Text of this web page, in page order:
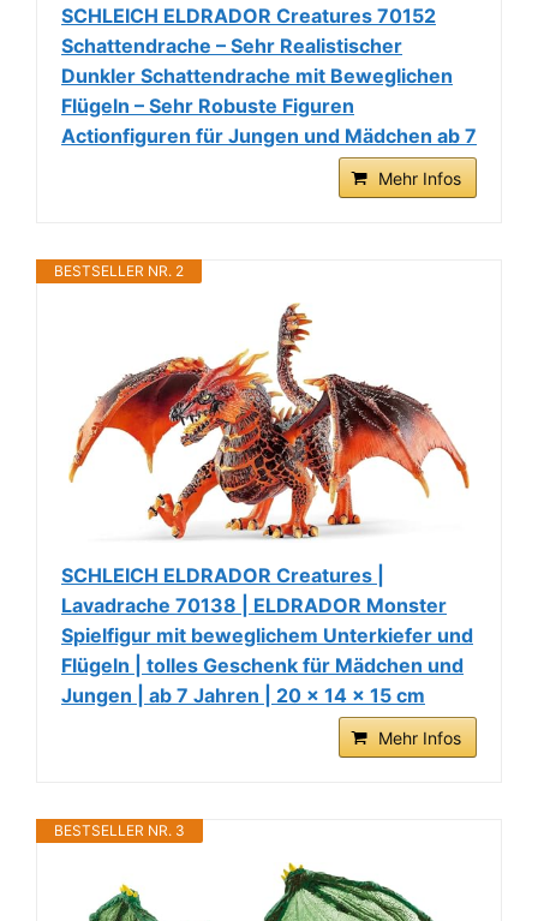
SCHLEICH ELDRADOR Creatures 70152
Schattendrache – Sehr Realistischer
Dunkler Schattendrache mit Beweglichen
Flügeln – Sehr Robuste Figuren
Actionfiguren für Jungen und Mädchen ab 7
Mehr Infos
BESTSELLER NR. 2
SCHLEICH ELDRADOR Creatures |
Lavadrache 70138 | ELDRADOR Monster
Spielfigur mit beweglichem Unterkiefer und
Flügeln | tolles Geschenk für Mädchen und
Jungen | ab 7 Jahren | 20 x 14 x 15 cm
Mehr Infos
BESTSELLER NR. 3